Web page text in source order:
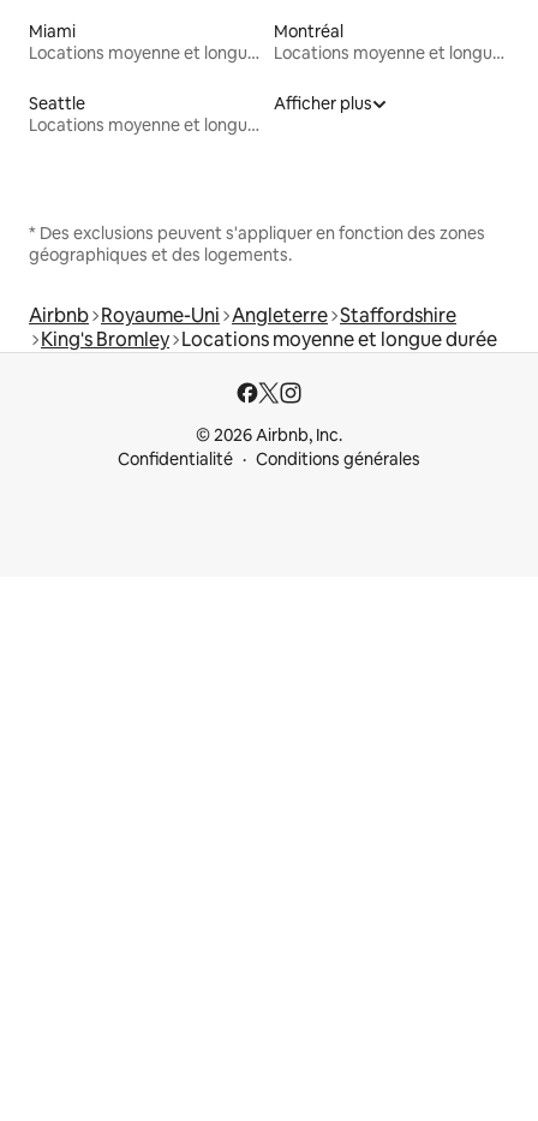
Miami
Locations moyenne et longue durée
Montréal
Locations moyenne et longue durée
Seattle
Locations moyenne et longue durée
Afficher plus
* Des exclusions peuvent s'appliquer en fonction des zones
géographiques et des logements.
Airbnb Royaume-Uni Angleterre Staffordshire
King's Bromley Locations moyenne et longue durée
© 2026 Airbnb, Inc.
Confidentialité
Conditions générales